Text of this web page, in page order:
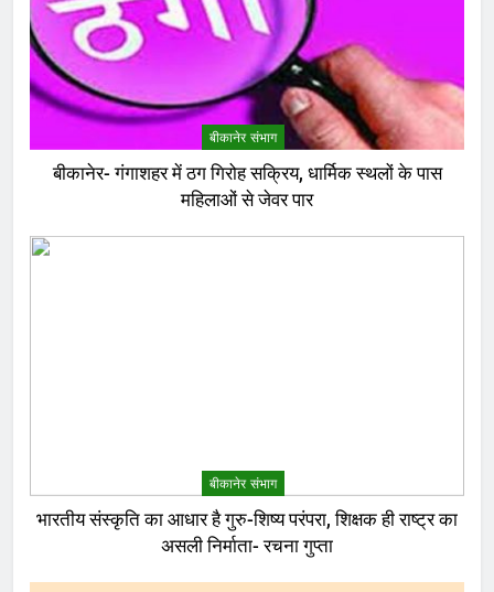
बीकानेर संभाग
बीकानेर- गंगाशहर में ठग गिरोह सक्रिय, धार्मिक स्थलों के पास
महिलाओं से जेवर पार
बीकानेर संभाग
भारतीय संस्कृति का आधार है गुरु-शिष्य परंपरा, शिक्षक ही राष्ट्र का
असली निर्माता- रचना गुप्ता